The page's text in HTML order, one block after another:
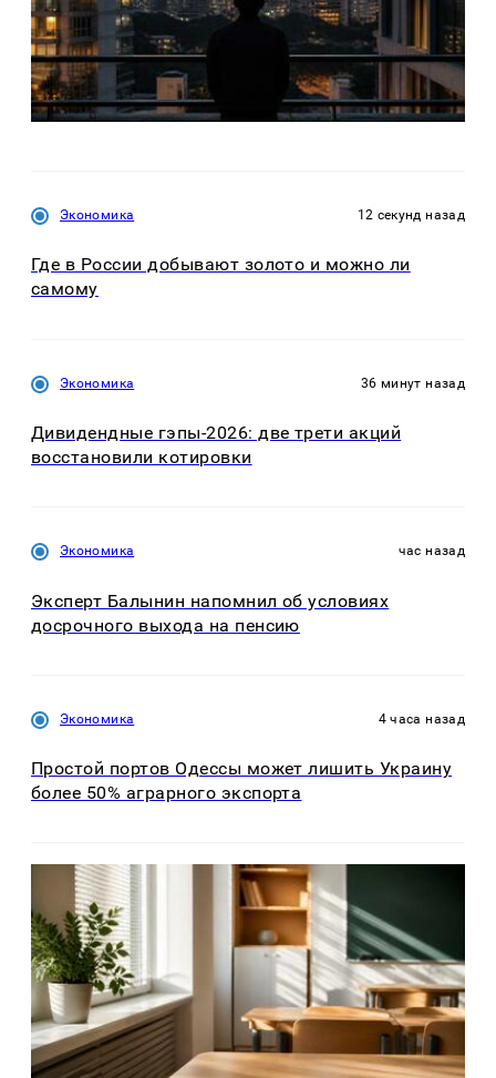
Экономика 12 секунд назад
Где в России добывают золото и можно ли
самому
Экономика 36 минут назад
Дивидендные гэпы-2026: две трети акций
восстановили котировки
Экономика час назад
Эксперт Балынин напомнил об условиях
досрочного выхода на пенсию
Экономика 4 часа назад
Простой портов Одессы может лишить Украину
более 50% аграрного экспорта